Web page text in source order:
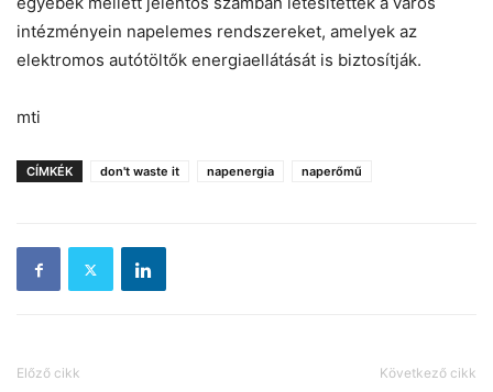
intézményein napelemes rendszereket, amelyek az
elektromos autótöltők energiaellátását is biztosítják.
mti
CÍMKÉK don't waste it napenergia naperőmű
Előző cikk Következő cikk